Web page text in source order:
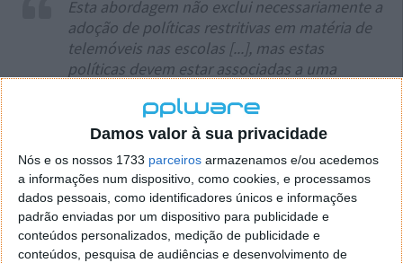
Damos valor à sua privacidade
Nós e os nossos 1733 parceiros armazenamos e/ou acedemos
a informações num dispositivo, como cookies, e processamos
dados pessoais, como identificadores únicos e informações
padrão enviadas por um dispositivo para publicidade e
conteúdos personalizados, medição de publicidade e
conteúdos, pesquisa de audiências e desenvolvimento de
Esta abordagem não exclui necessariamente a
adoção de políticas restritivas em matéria de
telemóveis nas escolas [...], mas estas
políticas devem estar associadas a uma
de telemóveis e redes sociais pelos
adolescentes.
Afinal, o mesmo estudo concluiu que o aumento do
tempo de utilização dos ecrãs tem impacto na saúde
mental dos estudantes, bem como no seu
comportamento na sala de aula, nos níveis de
atividade física e nos ciclos de sono.